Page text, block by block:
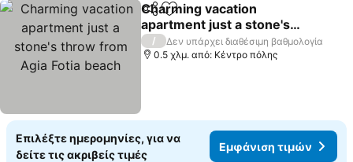
Κοινοποίηση
Προσθήκη στα αγαπημένα
Charming vacation
apartment just a stone's
throw from Agia Fotia
beach
/
Δεν υπάρχει διαθέσιμη βαθμολογία
0.5 χλμ. από: Κέντρο πόλης
Επιλέξτε ημερομηνίες, για να
δείτε τις ακριβείς τιμές
Εμφάνιση τιμών